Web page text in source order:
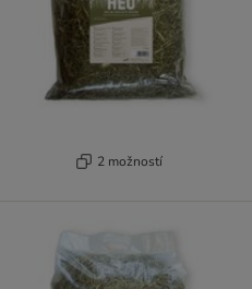
2 možností